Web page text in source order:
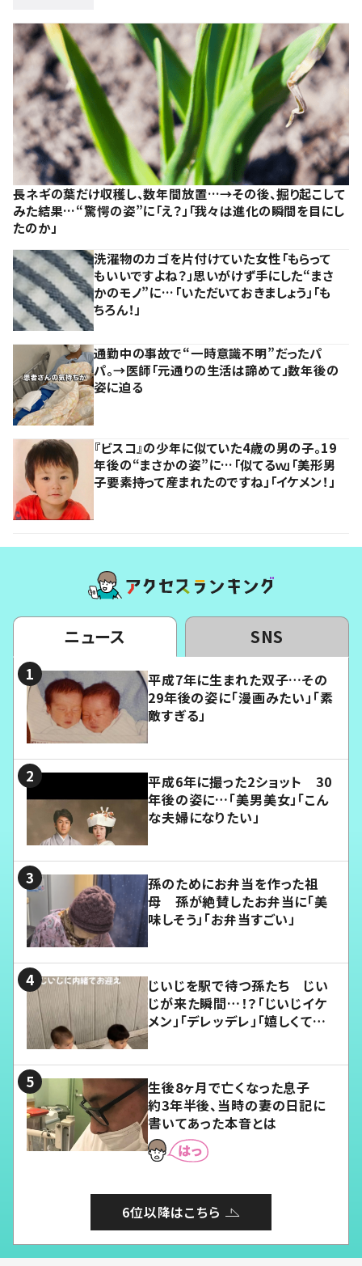
長ネギの葉だけ収穫し、数年間放置…→その後、掘り起こして
みた結果…“驚愕の姿”に「え？」「我々は進化の瞬間を目にし
たのか」
洗濯物のカゴを片付けていた女性「もらって
もいいですよね？」思いがけず手にした“まさ
かのモノ”に…「いただいておきましょう」「も
ちろん！」
通勤中の事故で“一時意識不明”だったパ
パ。→医師「元通りの生活は諦めて」数年後の
姿に迫る
『ビスコ』の少年に似ていた4歳の男の子。19
年後の“まさかの姿”に…「似てるｗ」「美形男
子要素持って産まれたのですね」「イケメン！」
ニュース SNS
平成7年に生まれた双子…その
29年後の姿に「漫画みたい」「素
敵すぎる」
平成6年に撮った2ショット 30
年後の姿に…「美男美女」「こん
な夫婦になりたい」
孫のためにお弁当を作った祖
母 孫が絶賛したお弁当に「美
味しそう」「お弁当すごい」
じいじを駅で待つ孫たち じい
じが来た瞬間…！？「じいじイケ
メン」「デレッデレ」「嬉しくて可
生後8ヶ月で亡くなった息子
約3年半後、当時の妻の日記に
書いてあった本音とは
6位以降はこちら